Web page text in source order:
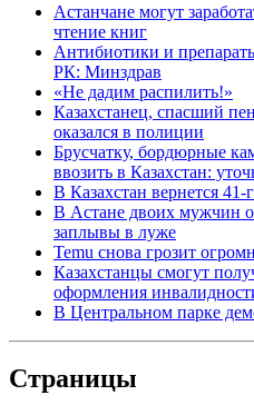
Астанчане могут
чтение книг
Антибиотики и
РК: Минздрав
«Не дадим распилить!»
Казахстанец, спасший
оказался в полиции
Брусчатку, бордюрные
ввозить в Казахстан:
В Казахстан вернется 41-
В Астане двоих мужчин
заплывы в луже
Temu снова грозит
Казахстанцы смогут
оформления
В Центральном парке
Страницы